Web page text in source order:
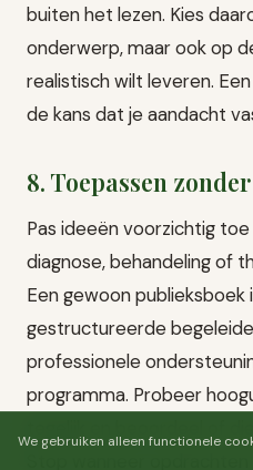
buiten het lezen. Kies
onderwerp, maar ook op
realistisch wilt leveren.
de kans dat je aandacht
8. Toepassen
Pas ideeën voorzichtig
diagnose, behandeling of
Een gewoon publieksboek
gestructureerde
professionele
programma. Probeer
tegelijk en beoordeel of
Stop wanneer
We gebruiken alleen functionele